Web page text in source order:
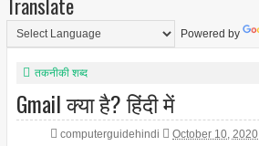
Powered by
तकनीकी शब्द
Gmail क्या है? हिंदी में
computerguidehindi October 10, 2020